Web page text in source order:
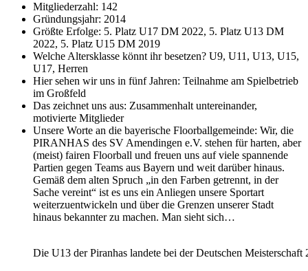
Mitgliederzahl: 142
Gründungsjahr: 2014
Größte Erfolge: 5. Platz U17 DM 2022, 5. Platz U13 DM
2022, 5. Platz U15 DM 2019
Welche Altersklasse könnt ihr besetzen? U9, U11, U13, U15,
U17, Herren
Hier sehen wir uns in fünf Jahren: Teilnahme am Spielbetrieb
im Großfeld
Das zeichnet uns aus: Zusammenhalt untereinander,
motivierte Mitglieder
Unsere Worte an die bayerische Floorballgemeinde: Wir, die
PIRANHAS des SV Amendingen e.V. stehen für harten, aber
(meist) fairen Floorball und freuen uns auf viele spannende
Partien gegen Teams aus Bayern und weit darüber hinaus.
Gemäß dem alten Spruch „in den Farben getrennt, in der
Sache vereint“ ist es uns ein Anliegen unsere Sportart
weiterzuentwickeln und über die Grenzen unserer Stadt
hinaus bekannter zu machen. Man sieht sich…
Die U13 der Piranhas landete bei der Deutschen